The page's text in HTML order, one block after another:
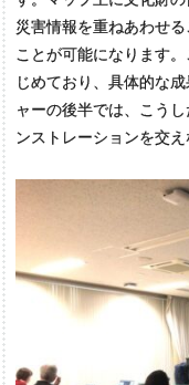
災害情報を重ねあわせ
ことが可能になります
じめており、具体的な
ャーの後半では、こう
ンストレーションを交